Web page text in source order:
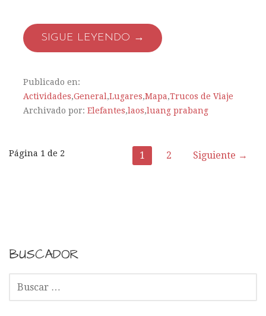
SIGUE LEYENDO →
Publicado en:
Actividades,General ,Lugares,Mapa,Trucos de Viaje
Archivado por: Elefantes,laos,luang prabang
e
g
Página 1 de 2 1 2 Siguiente →
BUSCADOR